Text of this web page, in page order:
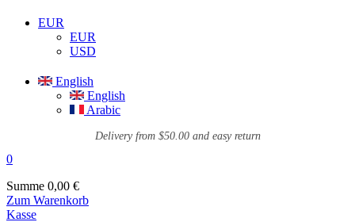
EUR
EUR
USD
English
English
Arabic
Delivery from $50.00 and easy return
0
Summe 0,00 €
Zum Warenkorb
Kasse